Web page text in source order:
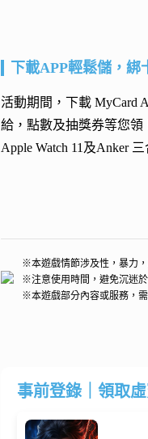
下載APP輕鬆儲，
活動期間，下載 MyCard
給，點數及抽獎券等您領
Apple Watch 11及Anker
※本遊戲情節涉及性，暴力
※注意使用時間，避免沉迷
※本遊戲部分內容或服務，
事前登錄｜領取